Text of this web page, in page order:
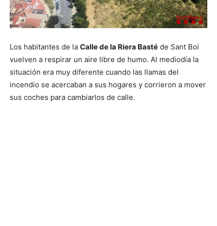
Los habitantes de la Calle de la Riera Basté de Sant Boi
vuelven a respirar un aire libre de humo. Al mediodía la
situación era muy diferente cuando las llamas del
incendio se acercaban a sus hogares y corrieron a mover
sus coches para cambiarlos de calle.